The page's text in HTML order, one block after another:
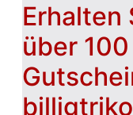
Erhalten
über